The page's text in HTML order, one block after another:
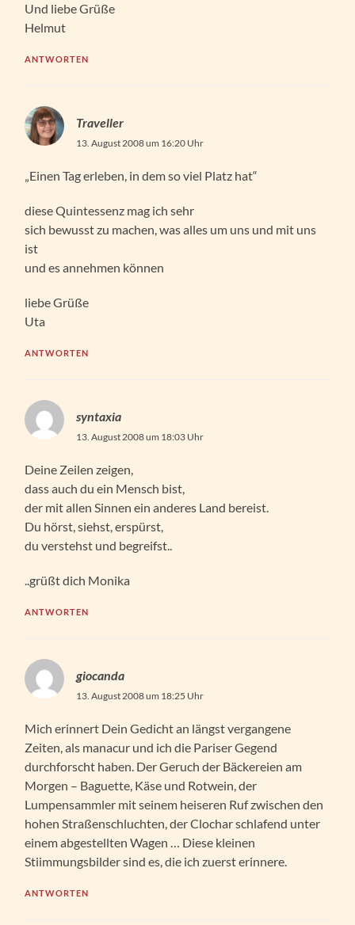
Und liebe Grüße
Helmut
ANTWORTEN
Traveller
13. August 2008 um 16:20 Uhr
„Einen Tag erleben, in dem so viel Platz hat“
diese Quintessenz mag ich sehr
sich bewusst zu machen, was alles um uns und mit uns
ist
und es annehmen können
liebe Grüße
Uta
ANTWORTEN
syntaxia
13. August 2008 um 18:03 Uhr
Deine Zeilen zeigen,
dass auch du ein Mensch bist,
der mit allen Sinnen ein anderes Land bereist.
Du hörst, siehst, erspürst,
du verstehst und begreifst..
..grüßt dich Monika
ANTWORTEN
giocanda
13. August 2008 um 18:25 Uhr
Mich erinnert Dein Gedicht an längst vergangene
Zeiten, als manacur und ich die Pariser Gegend
durchforscht haben. Der Geruch der Bäckereien am
Morgen – Baguette, Käse und Rotwein, der
Lumpensammler mit seinem heiseren Ruf zwischen den
hohen Straßenschluchten, der Clochar schlafend unter
einem abgestellten Wagen … Diese kleinen
Stiimmungsbilder sind es, die ich zuerst erinnere.
ANTWORTEN